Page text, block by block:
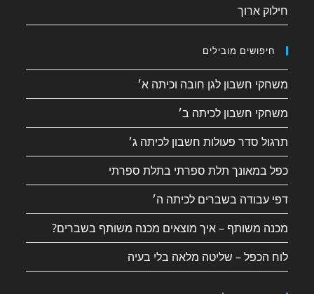
חילוק ארוך
חיפושים מובילים
משחקי חשבון לגן חובה וכיתה א׳
משחקי חשבון לכיתה ב׳
תרגול סדר פעולות חשבון לכיתה ג׳
כפל במאונך תלת ספרתי בתלת ספרתי
דפי עבודה בשברים לכיתה ה׳
מכנה משותף – איך מוצאים מכנה משותף בשברים?
לוח הכפל – שליטה מלאה בלי בעיה